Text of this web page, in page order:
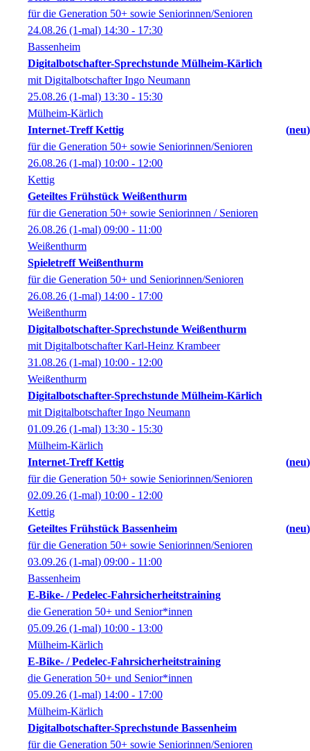
für die Generation 50+ sowie Seniorinnen/Senioren
24.08.26 (1-mal) 14:30 - 17:30
Bassenheim
Digitalbotschafter-Sprechstunde Mülheim-Kärlich
mit Digitalbotschafter Ingo Neumann
25.08.26 (1-mal) 13:30 - 15:30
Mülheim-Kärlich
Internet-Treff Kettig
neu
für die Generation 50+ sowie Seniorinnen/Senioren
26.08.26 (1-mal) 10:00 - 12:00
Kettig
Geteiltes Frühstück Weißenthurm
für die Generation 50+ sowie Seniorinnen / Senioren
26.08.26 (1-mal) 09:00 - 11:00
Weißenthurm
Spieletreff Weißenthurm
für die Generation 50+ und Seniorinnen/Senioren
26.08.26 (1-mal) 14:00 - 17:00
Weißenthurm
Digitalbotschafter-Sprechstunde Weißenthurm
mit Digitalbotschafter Karl-Heinz Krambeer
31.08.26 (1-mal) 10:00 - 12:00
Weißenthurm
Digitalbotschafter-Sprechstunde Mülheim-Kärlich
mit Digitalbotschafter Ingo Neumann
01.09.26 (1-mal) 13:30 - 15:30
Mülheim-Kärlich
Internet-Treff Kettig
neu
für die Generation 50+ sowie Seniorinnen/Senioren
02.09.26 (1-mal) 10:00 - 12:00
Kettig
Geteiltes Frühstück Bassenheim
neu
für die Generation 50+ sowie Seniorinnen/Senioren
03.09.26 (1-mal) 09:00 - 11:00
Bassenheim
E-Bike- / Pedelec-Fahrsicherheitstraining
die Generation 50+ und Senior*innen
05.09.26 (1-mal) 10:00 - 13:00
Mülheim-Kärlich
E-Bike- / Pedelec-Fahrsicherheitstraining
die Generation 50+ und Senior*innen
05.09.26 (1-mal) 14:00 - 17:00
Mülheim-Kärlich
Digitalbotschafter-Sprechstunde Bassenheim
für die Generation 50+ sowie Seniorinnen/Senioren